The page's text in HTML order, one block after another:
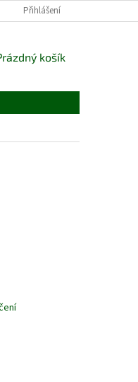
PODMÍNKY
Přihlášení
košík